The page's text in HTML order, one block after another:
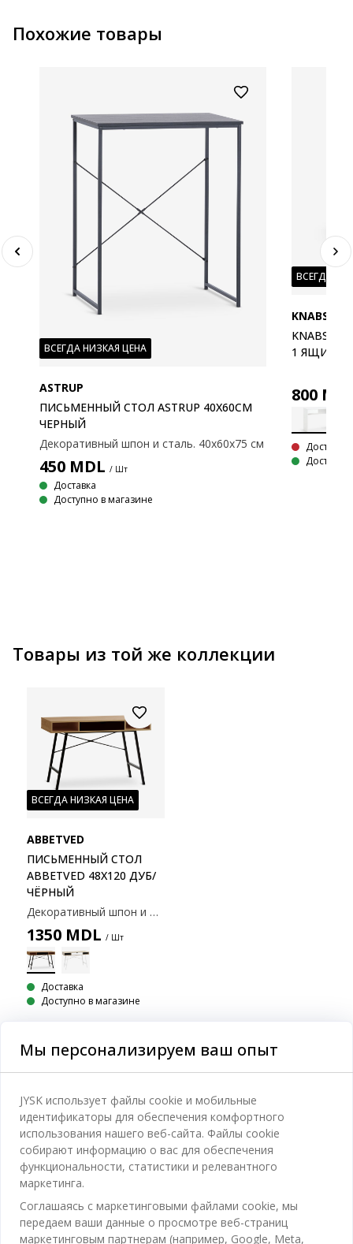
Похожие товары
ВСЕГДА НИЗКАЯ ЦЕНА
ASTRUP
ПИСЬМЕННЫЙ СТОЛ ASTRUP 40X60СМ
ЧЕРНЫЙ
Декоративный шпон и сталь. 40x60x75 см
450MDL / Шт
Доставка
Доступно в магазине
ВСЕГДА
1 ЯЩИК
800
Доставка
Товары из той же коллекции
ВСЕГДА НИЗКАЯ ЦЕНА
ABBETVED
ПИСЬМЕННЫЙ СТОЛ
ABBETVED 48X120 ДУБ/
ЧЁРНЫЙ
Декоративный шпон и металл. 48x120x76 см.
1350 MDL / Шт
Доставка
Доступно в магазине
Категории
Спальня
Ванная
Кабинет
Гостиная
Отдел обслуживания клиентов
Контакты службы поддержки клиентов
Магазины и часы работы
Акции
JYSK
Про JYSK
Мы персонализируем ваш опыт
JYSK использует файлы cookie и мобильные
идентификаторы для обеспечения комфортного
использования нашего веб-сайта. Файлы cookie
собирают информацию о вас для обеспечения
функциональности, статистики и релевантного
маркетинга.
Соглашаясь с маркетинговыми файлами cookie, мы
передаем ваши данные о просмотре веб-страниц
маркетинговым партнерам (например, Google, Meta,